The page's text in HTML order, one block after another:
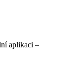
aplikaci –